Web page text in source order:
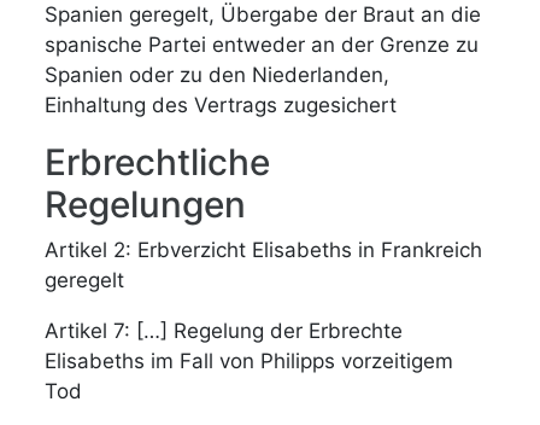
Spanien geregelt, Übergabe der Braut an die
spanische Partei entweder an der Grenze zu
Spanien oder zu den Niederlanden,
Einhaltung des Vertrags zugesichert
Erbrechtliche
Regelungen
Artikel 2: Erbverzicht Elisabeths in Frankreich
geregelt
Artikel 7: […] Regelung der Erbrechte
Elisabeths im Fall von Philipps vorzeitigem
Tod